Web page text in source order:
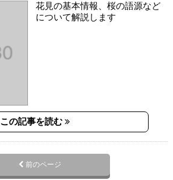
花見の基本情報、桜の語源など
について解説します
この記事を読む
前のページ